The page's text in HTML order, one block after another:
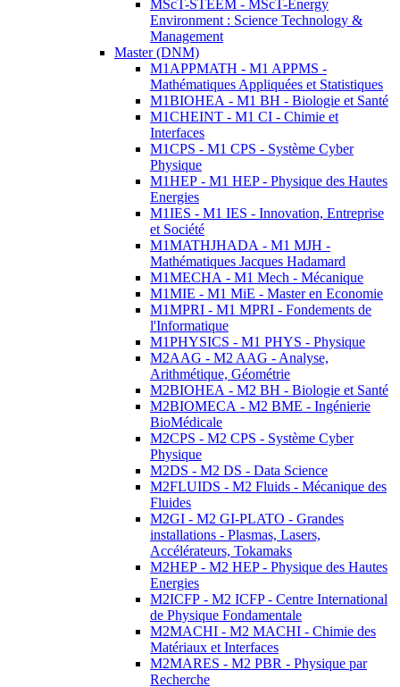
MScT-STEEM - MScT-Energy
Environment : Science Technology &
Management
Master (DNM)
M1APPMATH - M1 APPMS -
Mathématiques Appliquées et Statistiques
M1BIOHEA - M1 BH - Biologie et Santé
M1CHEINT - M1 CI - Chimie et
Interfaces
M1CPS - M1 CPS - Système Cyber
Physique
M1HEP - M1 HEP - Physique des Hautes
Energies
M1IES - M1 IES - Innovation, Entreprise
et Société
M1MATHJHADA - M1 MJH -
Mathématiques Jacques Hadamard
M1MECHA - M1 Mech - Mécanique
M1MIE - M1 MiE - Master en Economie
M1MPRI - M1 MPRI - Fondements de
l'Informatique
M1PHYSICS - M1 PHYS - Physique
M2AAG - M2 AAG - Analyse,
Arithmétique, Géométrie
M2BIOHEA - M2 BH - Biologie et Santé
M2BIOMECA - M2 BME - Ingénierie
BioMédicale
M2CPS - M2 CPS - Système Cyber
Physique
M2DS - M2 DS - Data Science
M2FLUIDS - M2 Fluids - Mécanique des
Fluides
M2GI - M2 GI-PLATO - Grandes
installations - Plasmas, Lasers,
Accélérateurs, Tokamaks
M2HEP - M2 HEP - Physique des Hautes
Energies
M2ICFP - M2 ICFP - Centre International
de Physique Fondamentale
M2MACHI - M2 MACHI - Chimie des
Matériaux et Interfaces
M2MARES - M2 PBR - Physique par
Recherche